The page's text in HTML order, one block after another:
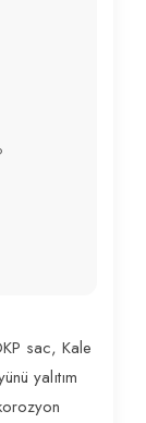
sac, Kale
yalıtım